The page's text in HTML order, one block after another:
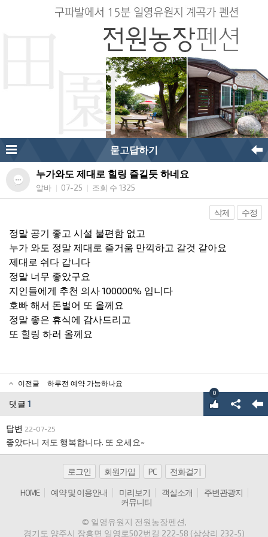
묻고답하기
누가와도 제대로 힐링 즐길듯 하네요
알바 | 07-25 | 조회 수 1325
삭제 수정
정말 공기 좋고 시설 불편함 없고
누가 와도 정말 제대로 즐거움 만끽하고 갈것 같아요
제대로 쉬다 갑니다
정말 너무 좋았구요
지인들에게 추천 의사 100000% 입니다
호빠 해서 돈벌어 또 올께요
정말 좋은 휴식에 감사드리고
또 힐링 하러 올께요
이전글 하루전 예약 가능하나요
댓글 1
0
답변 22-07-25
좋았다니 저도 행복합니다. 또 오세요~
로그인 회원가입 PC 전화걸기
HOME 예약 및 이용안내 미리보기 객실소개
주변관광지
커뮤니티
© 일영유원지 전원농장펜션,
경기도 양주시 장흥면 일영로502번길 222-58 (삼상리 232-5)